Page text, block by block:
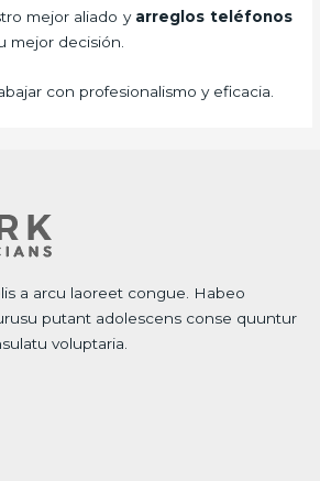
mejor aliado y arreglos teléfonos
mejor decisión.
con profesionalismo y eficacia.
a arcu laoreet congue. Habeo
putant adolescens conse quuntur
voluptaria.